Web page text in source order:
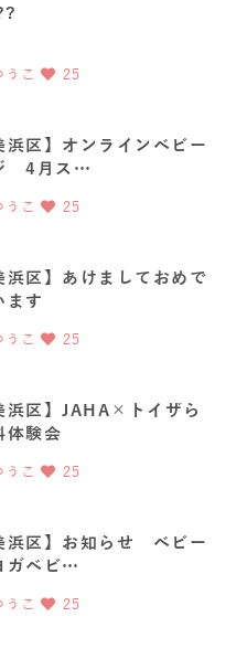
こ 25
浜区】オンラインベビー
4月ス…
こ 25
浜区】あけましておめで
ます
こ 25
浜区】JAHA×トイザら
体験会
こ 25
浜区】お知らせ ベビー
ガベビ…
こ 25